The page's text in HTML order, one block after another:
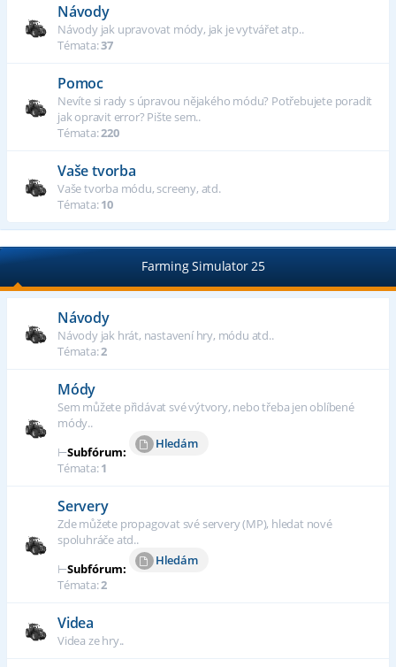
Návody
Návody jak upravovat módy, jak je vytvářet atp..
Témata:37
Pomoc
Nevíte si rady s úpravou nějakého módu? Potřebujete poradit
jak opravit error? Pište sem..
Témata:220
Vaše tvorba
Vaše tvorba módu, screeny, atd.
Témata:10
Farming Simulator 25
Návody
Návody jak hrát, nastavení hry, módu atd..
Témata:2
Módy
Sem můžete přidávat své výtvory, nebo třeba jen oblíbené
módy..
⊢Subfórum:
Hledám
Témata:1
Servery
Zde můžete propagovat své servery (MP), hledat nové
spoluhráče atd..
⊢Subfórum:
Hledám
Témata:2
Videa
Videa ze hry..